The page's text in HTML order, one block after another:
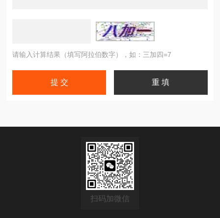
请输入计算结果（填写阿拉伯数字），如：三加四=7
扫码加微信